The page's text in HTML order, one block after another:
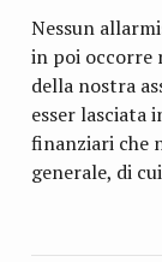
Nessun
in poi occorre
della nostra
esser lasciata
finanziari che
generale, di